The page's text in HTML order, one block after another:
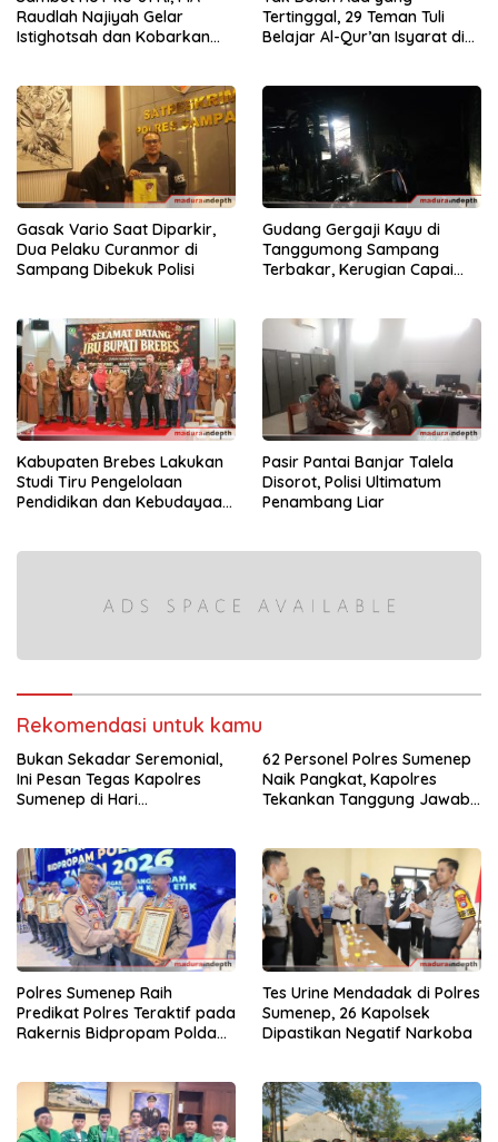
Raudlah Najiyah Gelar
Istighotsah dan Kobarkan
Tertinggal, 29 Teman Tuli
Belajar Al-Qur’an Isyarat di
Gasak Vario Saat Diparkir,
Dua Pelaku Curanmor di
Sampang Dibekuk Polisi
Gudang Gergaji Kayu di
Tanggumong Sampang
Terbakar, Kerugian Capai
Kabupaten Brebes Lakukan
Studi Tiru Pengelolaan
Pendidikan dan Kebudayaan
Pasir Pantai Banjar Talela
Disorot, Polisi Ultimatum
Penambang Liar
Rekomendasi untuk kamu
Bukan Sekadar Seremonial,
Ini Pesan Tegas Kapolres
Sumenep di Hari
62 Personel Polres Sumenep
Naik Pangkat, Kapolres
Tekankan Tanggung Jawab
Polres Sumenep Raih
Predikat Polres Teraktif pada
Rakernis Bidpropam Polda
Tes Urine Mendadak di Polres
Sumenep, 26 Kapolsek
Dipastikan Negatif Narkoba